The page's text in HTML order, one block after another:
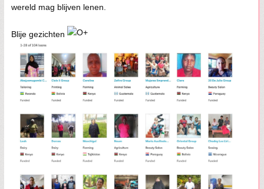
wereld mag blijven lenen.
Blije gezichten